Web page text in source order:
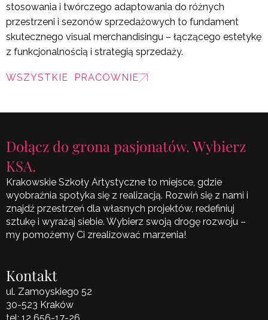
stosowania i twórczego adaptowania do różnych
przestrzeni i sezonów sprzedażowych to fundament
skutecznego visual merchandisingu – łączącego estetykę
z funkcjonalnością i strategią sprzedaży.
WSZYSTKIE PRACOWNIE
Dołącz do grona pasjonatów. Wybierz
KSA.
Krakowskie Szkoły Artystyczne to miejsce, gdzie
wyobraźnia spotyka się z realizacją. Rozwiń się z nami i
znajdź przestrzeń dla własnych projektów, redefiniuj
sztukę i wyrażaj siebie. Wybierz swoją drogę rozwoju –
my pomożemy Ci zrealizować marzenia!
Kontakt
ul. Zamoyskiego 52
30-523 Kraków